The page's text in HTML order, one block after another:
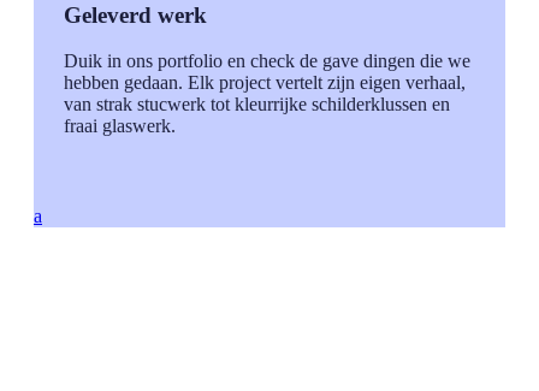
Geleverd werk
Duik in ons portfolio en check de gave dingen die we
hebben gedaan. Elk project vertelt zijn eigen verhaal,
van strak stucwerk tot kleurrijke schilderklussen en
fraai glaswerk.
a